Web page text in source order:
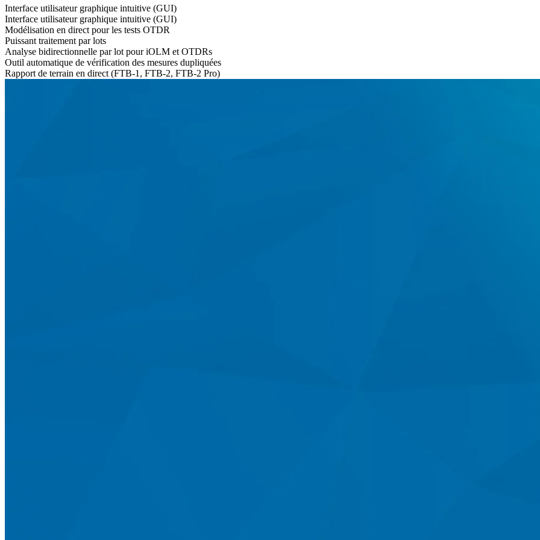
Interface utilisateur graphique intuitive (GUI)
Interface utilisateur graphique intuitive (GUI)
Modélisation en direct pour les tests OTDR
Puissant traitement par lots
Analyse bidirectionnelle par lot pour iOLM et OTDRs
Outil automatique de vérification des mesures dupliquées
Rapport de terrain en direct (FTB-1, FTB-2, FTB-2 Pro)